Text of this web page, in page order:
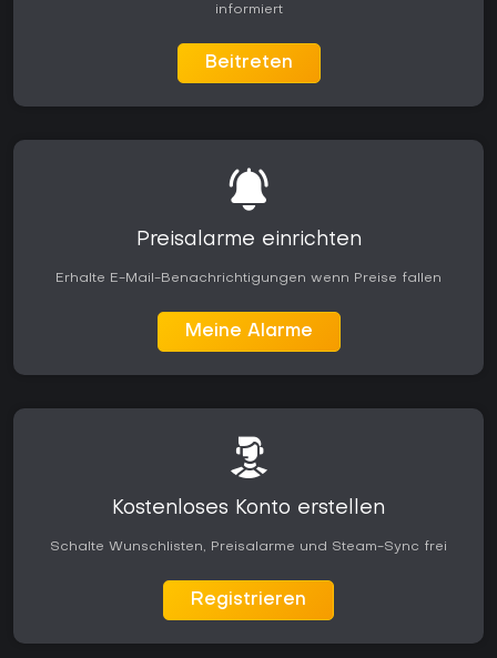
informiert
Beitreten
Preisalarme einrichten
Erhalte E-Mail-Benachrichtigungen wenn Preise fallen
Meine Alarme
Kostenloses Konto erstellen
Schalte Wunschlisten, Preisalarme und Steam-Sync frei
Registrieren